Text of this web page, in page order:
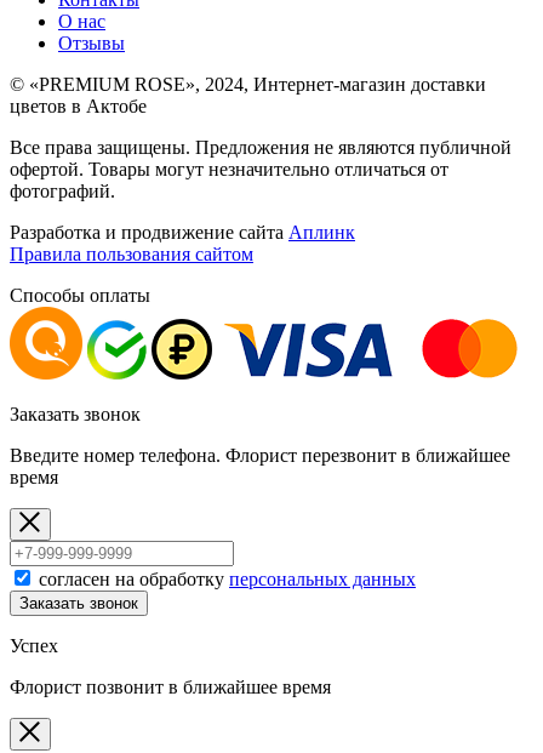
О нас
Отзывы
© «PREMIUM ROSE», 2024, Интернет-магазин доставки
цветов в Актобе
Все права защищены. Предложения не являются публичной
офертой. Товары могут незначительно отличаться от
фотографий.
Разработка и продвижение сайта Аплинк
Правила пользования сайтом
Способы оплаты
Заказать звонок
Введите номер телефона. Флорист перезвонит в ближайшее
время
согласен на обработку персональных данных
Заказать звонок
Успех
Флорист позвонит в ближайшее время